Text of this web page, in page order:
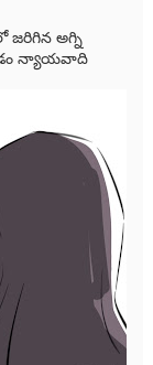
జరిగిన అగ్ని
న్యాయవాది